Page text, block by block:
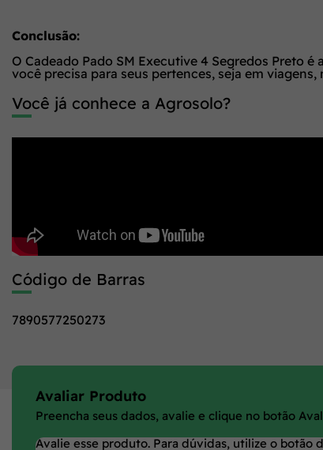
Conclusão:
O Cadeado Pado SM Executive 4 Segredos Preto
você precisa para seus pertences, seja em
Você já conhece a Agrosolo?
Código de Barras
7890577250273
Avaliar Produto
Preencha seus dados, avalie e clique no botão